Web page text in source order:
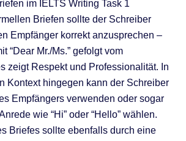
im IELTS Writing Task 1
Briefen sollte der Schreiber
Empfänger korrekt anzusprechen –
“Dear Mr./Ms.” gefolgt vom
zeigt Respekt und Professionalität. In
Kontext hingegen kann der Schreiber
Empfängers verwenden oder sogar
wie “Hi” oder “Hello” wählen.
Briefes sollte ebenfalls durch eine